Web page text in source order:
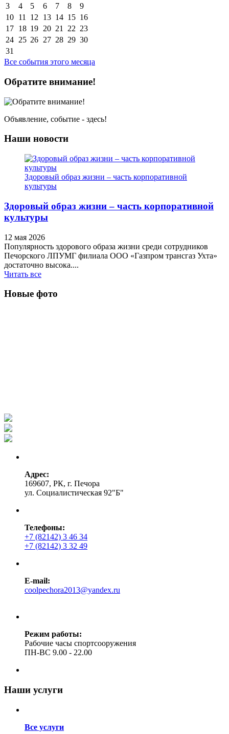
3
4 5 6 7 8
9
10 11 12 13 14 15 16
17 18 19 20 21 22 23
24 25 26 27 28 29 30
31
Все события этого месяца
Обратите внимание!
Объявление, событие - здесь!
Наши новости
Здоровый образ жизни – часть корпоративной
культуры
Здоровый образ жизни – часть корпоративной
культуры
12 мая 2026
Популярность здорового образа жизни среди сотрудников
Печорского ЛПУМГ филиала ООО «Газпром трансгаз Ухта»
достаточно высока....
Читать все
Новые фото
Адрес:
169607, РК, г. Печора
ул. Социалистическая 92"Б"
Телефоны:
+7 (82142) 3 46 34
+7 (82142) 3 32 49
E-mail:
coolpechora2013@yandex.ru
Режим работы:
Рабочие часы спортсооружения
ПН-ВС 9.00 - 22.00
Наши услуги
Все услуги